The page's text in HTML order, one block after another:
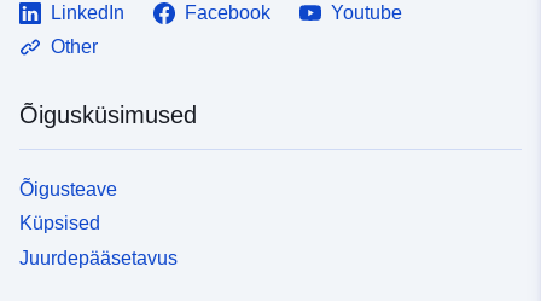
LinkedIn Facebook
Youtube
Other
Õigusküsimused
Õigusteave
Küpsised
Juurdepääsetavus